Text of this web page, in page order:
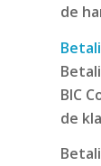
de
BIC
de